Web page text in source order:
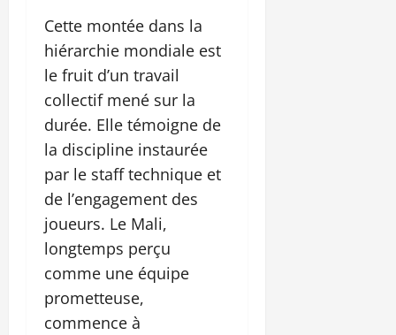
Cette montée dans la
hiérarchie mondiale est
le fruit d’un travail
collectif mené sur la
durée. Elle témoigne de
la discipline instaurée
par le staff technique et
de l’engagement des
joueurs. Le Mali,
longtemps perçu
comme une équipe
prometteuse,
commence à